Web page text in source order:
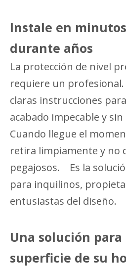
Instale en
durante años
La protección de nivel
requiere un
claras instrucciones
acabado impecable y
Cuando llegue el
retira limpiamente y no
pegajosos. Es la
para inquilinos,
entusiastas del diseño.
Una solución para
superficie de su